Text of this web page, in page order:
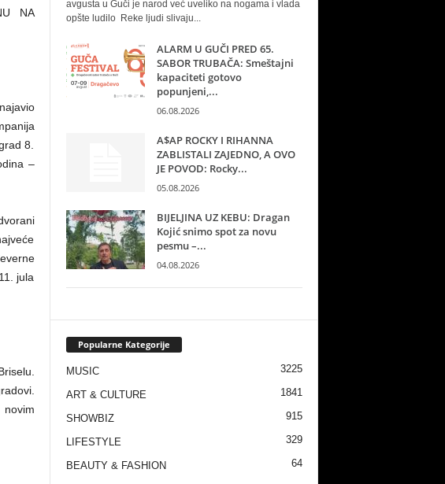
NA
8.
–
jula
avgusta u Guči je narod već uveliko na nogama i vlada
opšte ludilo Reke ljudi slivaju...
ALARM U GUČI PRED 65.
SABOR TRUBAČA: Smeštajni
kapaciteti gotovo
popunjeni,...
06.08.2026
A$AP ROCKY I RIHANNA
ZABLISTALI ZAJEDNO, A OVO
JE POVOD: Rocky...
05.08.2026
BIJELJINA UZ KEBU: Dragan
Kojić snimo spot za novu
pesmu –...
04.08.2026
Popularne Kategorije
MUSIC 3225
ART & CULTURE 1841
SHOWBIZ 915
LIFESTYLE 329
BEAUTY & FASHION 64